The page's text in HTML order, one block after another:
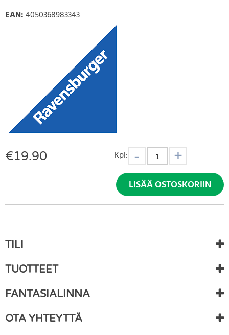
EAN:4050368983343
€19.90 Kpl:
LISÄÄ OSTOSKORIIN
TILI
TUOTTEET
FANTASIALINNA
OTA YHTEYTTÄ